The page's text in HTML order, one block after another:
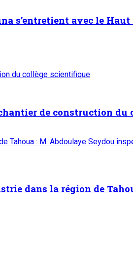
s’entretient avec le
du collège scientifique
de construction du
Tahoua : M. Abdoulaye Seydou
dans la région de